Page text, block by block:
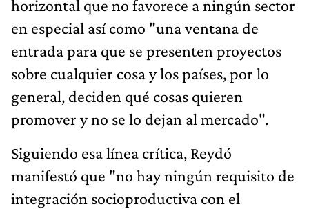
general, deciden qué cosas quieren
promover y no se lo dejan al mercado".
Siguiendo esa línea crítica, Reydó
manifestó que "no hay ningún requisito de
integración socioproductiva con el
entramado productivo que supimos
construir" a lo largo del último siglo. La
falta de condiciones supone un conflicto